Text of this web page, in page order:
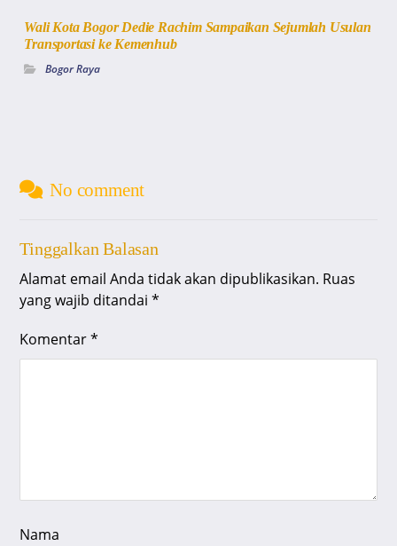
Wali Kota Bogor Dedie Rachim Sampaikan Sejumlah Usulan
Transportasi ke Kemenhub
Bogor Raya
No comment
Tinggalkan Balasan
Alamat email Anda tidak akan dipublikasikan. Ruas
yang wajib ditandai*
Komentar*
Nama